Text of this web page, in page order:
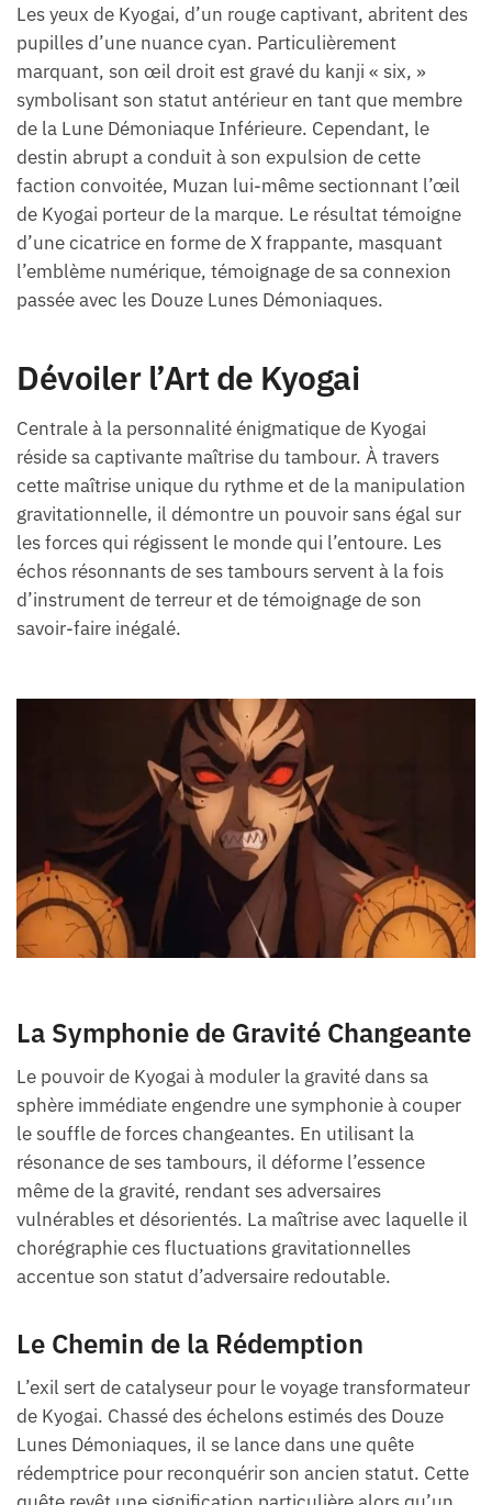
Les yeux de Kyogai, d’un rouge captivant, abritent des
pupilles d’une nuance cyan. Particulièrement
marquant, son œil droit est gravé du kanji « six, »
symbolisant son statut antérieur en tant que membre
de la Lune Démoniaque Inférieure. Cependant, le
destin abrupt a conduit à son expulsion de cette
faction convoitée, Muzan lui-même sectionnant l’œil
de Kyogai porteur de la marque. Le résultat témoigne
d’une cicatrice en forme de X frappante, masquant
l’emblème numérique, témoignage de sa connexion
passée avec les Douze Lunes Démoniaques.
Dévoiler l’Art de Kyogai
Centrale à la personnalité énigmatique de Kyogai
réside sa captivante maîtrise du tambour. À travers
cette maîtrise unique du rythme et de la manipulation
gravitationnelle, il démontre un pouvoir sans égal sur
les forces qui régissent le monde qui l’entoure. Les
échos résonnants de ses tambours servent à la fois
d’instrument de terreur et de témoignage de son
savoir-faire inégalé.
La Symphonie de Gravité Changeante
Le pouvoir de Kyogai à moduler la gravité dans sa
sphère immédiate engendre une symphonie à couper
le souffle de forces changeantes. En utilisant la
résonance de ses tambours, il déforme l’essence
même de la gravité, rendant ses adversaires
vulnérables et désorientés. La maîtrise avec laquelle il
chorégraphie ces fluctuations gravitationnelles
accentue son statut d’adversaire redoutable.
Le Chemin de la Rédemption
L’exil sert de catalyseur pour le voyage transformateur
de Kyogai. Chassé des échelons estimés des Douze
Lunes Démoniaques, il se lance dans une quête
rédemptrice pour reconquérir son ancien statut. Cette